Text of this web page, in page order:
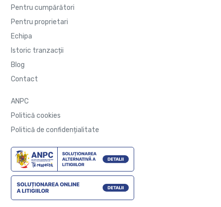
Pentru cumpărători
Pentru proprietari
Echipa
Istoric tranzacții
Blog
Contact
ANPC
Politică cookies
Politică de confidențialitate